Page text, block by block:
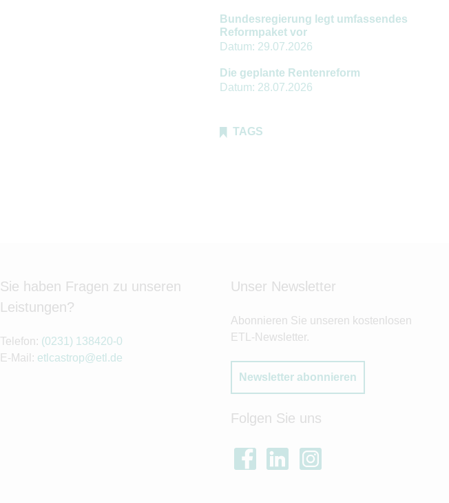
Bundesregierung legt umfassendes
Reformpaket vor
Datum: 29.07.2026
Die geplante Rentenreform
Datum: 28.07.2026
TAGS
Sie haben Fragen zu unseren
Leistungen?
Telefon: (0231) 138420-0
E-Mail: etlcastrop@etl.de
Unser Newsletter
Abonnieren Sie unseren kostenlosen
ETL-Newsletter.
Newsletter abonnieren
Folgen Sie uns